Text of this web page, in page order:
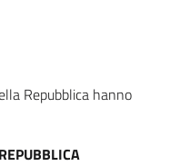
Repubblica hanno